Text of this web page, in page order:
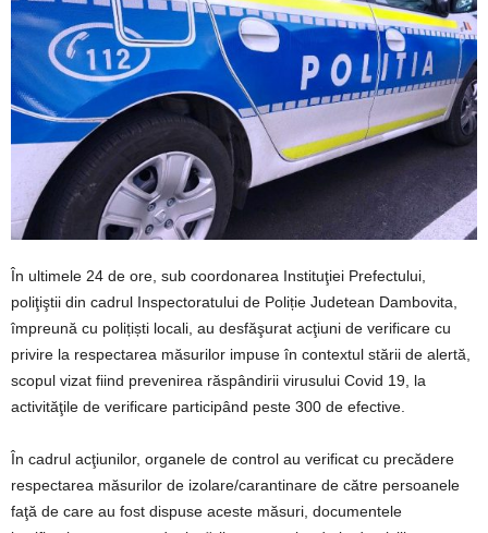
În ultimele 24 de ore, sub coordonarea Instituţiei Prefectului,
poliţiştii din cadrul Inspectoratului de Poliție Judetean Dambovita,
împreună cu polițiști locali, au desfăşurat acţiuni de verificare cu
privire la respectarea măsurilor impuse în contextul stării de alertă,
scopul vizat fiind prevenirea răspândirii virusului Covid 19, la
activităţile de verificare participând peste 300 de efective.
În cadrul acţiunilor, organele de control au verificat cu precădere
respectarea măsurilor de izolare/carantinare de către persoanele
faţă de care au fost dispuse aceste măsuri, documentele